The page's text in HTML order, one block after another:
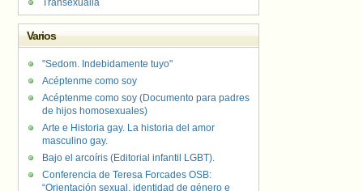
Transexualia
Varios
"Sedom. Indebidamente tuyo"
Acéptenme como soy
Acéptenme como soy (Documento para padres
de hijos homosexuales)
Arte e Historia gay. La historia del amor
masculino gay.
Bajo el arcoíris (Editorial infantil LGBT).
Conferencia de Teresa Forcades OSB:
“Orientación sexual, identidad de género e